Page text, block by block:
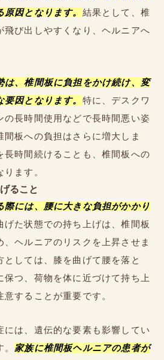
因となります。 結果として、椎
飛び出しやすくなり、ヘルニアへ
は、椎間板に負担をかけ続け、変
因となります。 特に、デスクワ
の長時間使用などで長時間悪い姿
間板への負担はさらに増大しま
長時間続けることも、椎間板への
ます。
ること
際には、腰に大きな負担がかかり
げた状態での持ち上げは、椎間板
ヘルニアのリスクを上昇させま
としては、膝を曲げて腰を落と
保つ、荷物を体に近づけて持ち上
することが重要です。
には、遺伝的な要素も影響してい
家族に椎間板ヘルニアの患者が